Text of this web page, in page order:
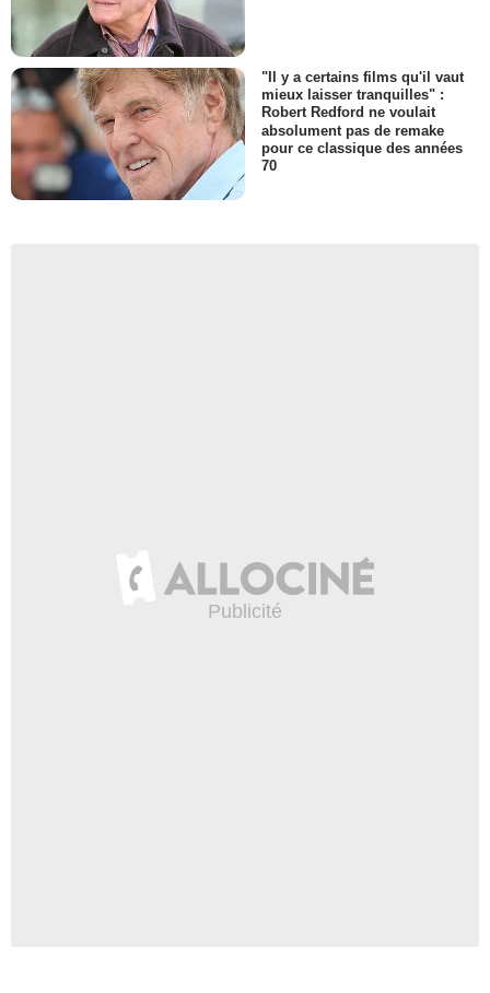
"Il y a certains films qu'il vaut
mieux laisser tranquilles" :
Robert Redford ne voulait
absolument pas de remake
pour ce classique des années
70